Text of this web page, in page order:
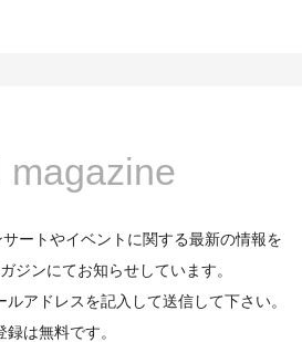
magazine
ートやイベントに関する最新の情報を
ジンにてお知らせしています。
アドレスを記入して送信して下さい。
録は無料です。